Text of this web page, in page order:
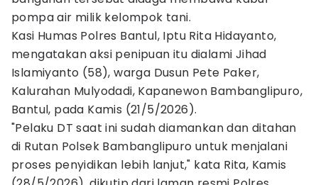
pompa air milik kelompok tani.
Kasi Humas Polres Bantul, Iptu Rita Hidayanto,
mengatakan aksi penipuan itu dialami Jihad
Islamiyanto (58), warga Dusun Pete Paker,
Kalurahan Mulyodadi, Kapanewon Bambanglipuro,
Bantul, pada Kamis (21/5/2026).
"Pelaku DT saat ini sudah diamankan dan ditahan
di Rutan Polsek Bambanglipuro untuk menjalani
proses penyidikan lebih lanjut," kata Rita, Kamis